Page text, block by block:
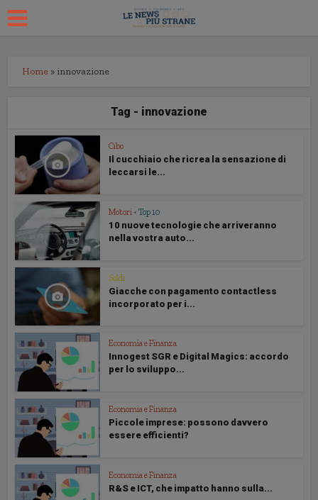
Home » innovazione
Tag - innovazione
Cibo
Il cucchiaio che ricrea la sensazione di
leccarsi le...
Motori • Top 10
10 nuove tecnologie che arriveranno
nella vostra auto...
Soldi
Giacche con pagamento contactless
incorporato per i...
Economia e Finanza
Innogest SGR e Digital Magics: accordo
per lo sviluppo...
Economia e Finanza
Piccole imprese: possono davvero
essere efficienti?
Economia e Finanza
R&S e ICT, che impatto hanno sulla...